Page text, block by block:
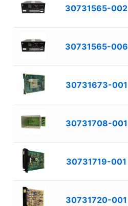
30731565-002
30731565-006
30731673-001
30731708-001
30731719-001
30731720-001